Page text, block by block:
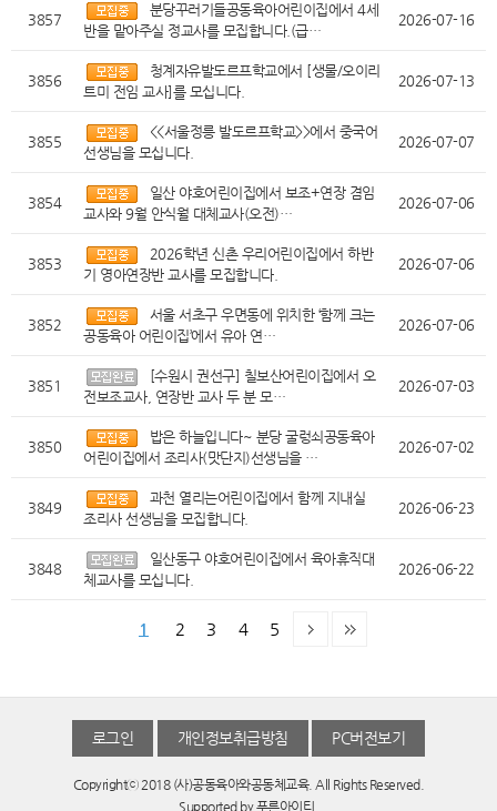
3857
분당꾸러기들공동육아어린이집에서 4세
반을 맡아주실 정교사를 모집합니다.(급…
2026-07-16
3856
청계자유발도르프학교에서 [생물/오이리
트미 전임 교사]를 모십니다.
2026-07-13
3855
<<서울정릉 발도르프학교>>에서 중국어
선생님을 모십니다.
2026-07-07
3854
일산 야호어린이집에서 보조+연장 겸임
교사와 9월 안식월 대체교사(오전)…
2026-07-06
3853
2026학년 신촌 우리어린이집에서 하반
기 영아연장반 교사를 모집합니다.
2026-07-06
3852
서울 서초구 우면동에 위치한 ‘함께 크는
공동육아 어린이집’에서 유아 연…
2026-07-06
3851
[수원시 권선구] 칠보산어린이집에서 오
전보조교사, 연장반 교사 두 분 모…
2026-07-03
3850
밥은 하늘입니다~ 분당 굴렁쇠공동육아
어린이집에서 조리사(맛단지)선생님을 …
2026-07-02
3849
과천 열리는어린이집에서 함께 지내실
조리사 선생님을 모집합니다.
2026-06-23
3848
일산동구 야호어린이집에서 육아휴직대
체교사를 모십니다.
2026-06-22
1 2 3 4 5
로그인 개인정보취급방침 PC버전보기
Copyrightⓒ 2018 (사)공동육아와공동체교육. All Rights Reserved.
Supported by푸른아이티.